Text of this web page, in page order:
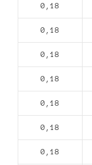
0,18
0,18
0,18
0,18
0,18
0,18
0,18